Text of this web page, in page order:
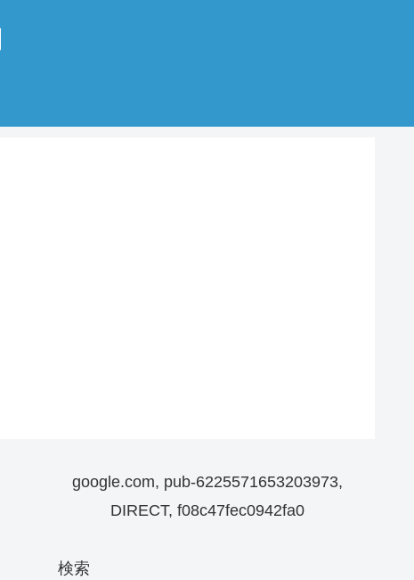
google.com, pub-6225571653203973,
DIRECT, f08c47fec0942fa0
検索